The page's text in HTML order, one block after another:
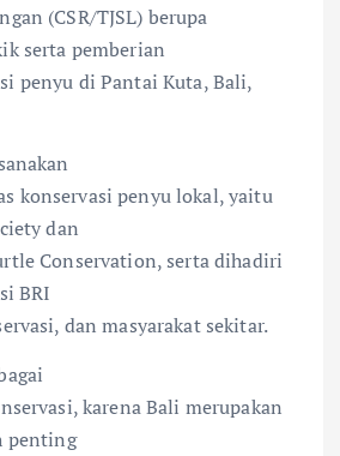
(CSR/TJSL) berupa
serta pemberian
penyu di Pantai Kuta, Bali,
konservasi penyu lokal, yaitu
dan
Conservation, serta dihadiri
BRI
dan masyarakat sekitar.
karena Bali merupakan
penting